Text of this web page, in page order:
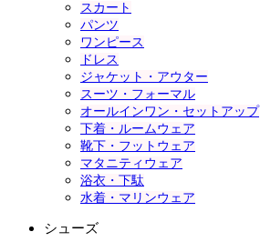
スカート
パンツ
ワンピース
ドレス
ジャケット・アウター
スーツ・フォーマル
オールインワン・セットアップ
下着・ルームウェア
靴下・フットウェア
マタニティウェア
浴衣・下駄
水着・マリンウェア
シューズ